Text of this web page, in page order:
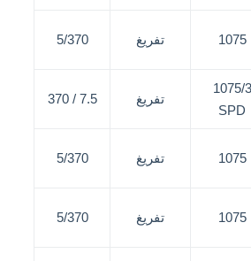
1075 تفريغ 5/370
1075/3
SPD
تفريغ 7.5 / 370
1075 تفريغ 5/370
1075 تفريغ 5/370